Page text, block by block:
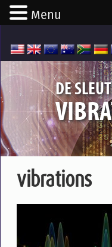
DE
vibrations
Menu